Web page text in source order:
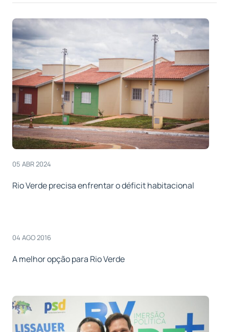
05 ABR 2024
Rio Verde precisa enfrentar o déficit habitacional
04 AGO 2016
A melhor opção para Rio Verde